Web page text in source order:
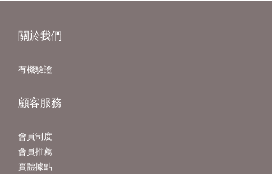
關於我們
有機驗證
顧客服務
會員制度
會員推薦
實體據點